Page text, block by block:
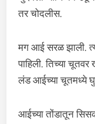
तर चोदलीस.
मग आई सरळ झाली.
पाहिली. तिच्या
लंड आईच्या चूतमध्ये
आईच्या तोंडातून